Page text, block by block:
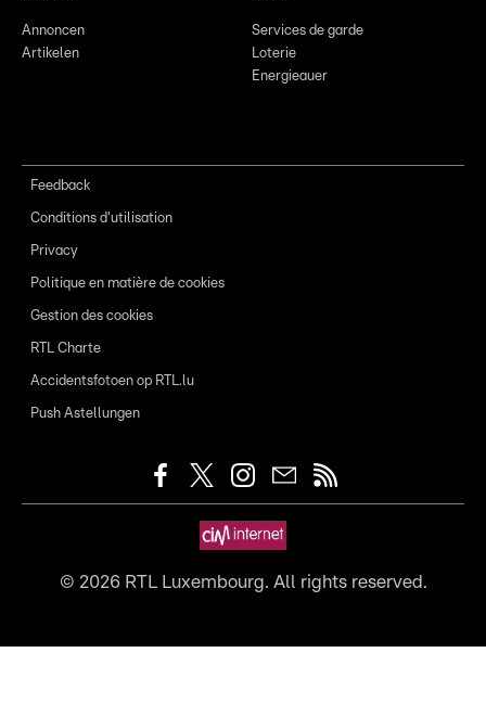
Annoncen
Artikelen
Services de garde
Loterie
Energieauer
Feedback
Conditions d'utilisation
Privacy
Politique en matière de cookies
Gestion des cookies
RTL Charte
Accidentsfotoen op RTL.lu
Push Astellungen
© 2026RTL Luxembourg. All rights reserved.